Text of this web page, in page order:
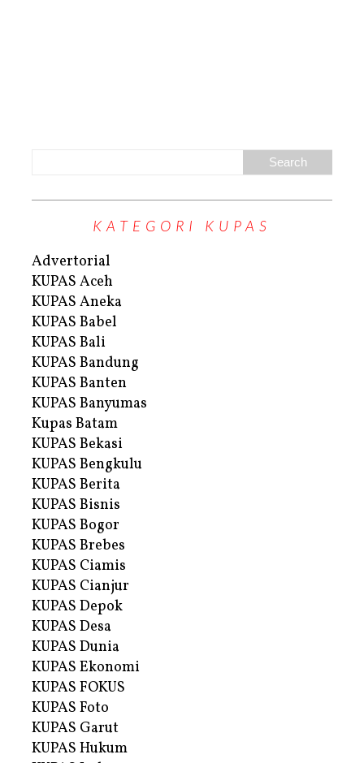
KATEGORI KUPAS
Advertorial
KUPAS Aceh
KUPAS Aneka
KUPAS Babel
KUPAS Bali
KUPAS Bandung
KUPAS Banten
KUPAS Banyumas
Kupas Batam
KUPAS Bekasi
KUPAS Bengkulu
KUPAS Berita
KUPAS Bisnis
KUPAS Bogor
KUPAS Brebes
KUPAS Ciamis
KUPAS Cianjur
KUPAS Depok
KUPAS Desa
KUPAS Dunia
KUPAS Ekonomi
KUPAS FOKUS
KUPAS Foto
KUPAS Garut
KUPAS Hukum